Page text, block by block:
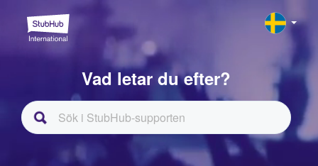
Vad letar du efter?